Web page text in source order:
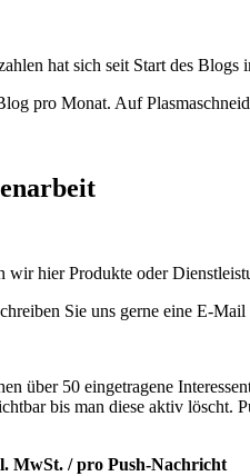
hat sich seit Start des Blogs
pro Monat. Auf
wir hier Produkte oder
Sie uns gerne eine E-
über 50 eingetragene
bis man diese aktiv löscht.
MwSt. / pro Push-Nachricht